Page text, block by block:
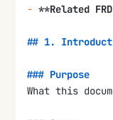
- **Related
## 1.
### Purpose
What this